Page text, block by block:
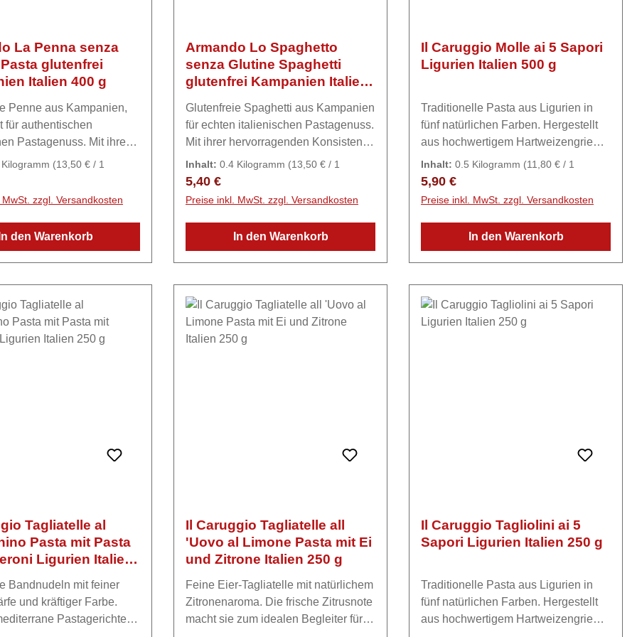
La Penna senza
glutenfrei
Italien 400 g
Penne aus Kampanien,
für authentischen
Pastagenuss. Mit ihrem
Biss und der
Form eignen sie sich
(20%), Quinoamehl
E471 Mono- und
von Speisefettsäuren.
enthalten.
(13,50 € / 1
Preis:
zzgl. Versandkosten
In den Warenkorb
Armando Lo Spaghetto
senza Glutine Spaghetti
glutenfrei Kampanien Italien
Glutenfreie Spaghetti aus Kampanien
für echten italienischen Pastagenuss.
Mit ihrer hervorragenden Konsistenz
und dem ausgewogenen Geschmack
sind sie die ideale Grundlage für
(33,7%), geschältes Reismehl (22%),
Reismehl (21%), weißes Maismehl
Emulgator: E471 Mono- und
Diglyceride von Speisefettsäuren.
Kann SOJA enthalten.
Inhalt: 0.4 Kilogramm (13,50 € / 1
Kilogramm)
Regulärer Preis:
5,40 €
Preise inkl. MwSt. zzgl. Versandkosten
In den Warenkorb
Il Caruggio Molle ai 5 Sapori
Ligurien Italien 500 g
Traditionelle Pasta aus Ligurien in
fünf natürlichen Farben. Hergestellt
aus hochwertigem Hartweizengrieß
und verfeinert mit Tomaten-, Spinat-,
Karotten- und Rote-Bete-Pulver – ein
ß, Tomaten-, Spinat-, Rote Bete-,
Kurkumapulver (2%)
und vor Licht geschützt lagern.
Herkunftsort: Ligurien (IT) - Pastificio
Curti srl Inverkehrbringer: Via del
Inhalt: 0.5 Kilogramm (11,80 € / 1
Kilogramm)
Regulärer Preis:
5,90 €
Preise inkl. MwSt. zzgl. Versandkosten
In den Warenkorb
Tagliatelle al
Pasta mit Pasta
Ligurien Italien
Bandnudeln mit feiner
und kräftiger Farbe.
Pastagerichte
Il Caruggio Tagliatelle all
'Uovo al Limone Pasta mit Ei
und Zitrone Italien 250 g
Feine Eier-Tagliatelle mit natürlichem
Zitronenaroma. Die frische Zitrusnote
macht sie zum idealen Begleiter für
Il Caruggio Tagliolini ai 5
Sapori Ligurien Italien 250 g
Traditionelle Pasta aus Ligurien in
fünf natürlichen Farben. Hergestellt
aus hochwertigem Hartweizengrieß